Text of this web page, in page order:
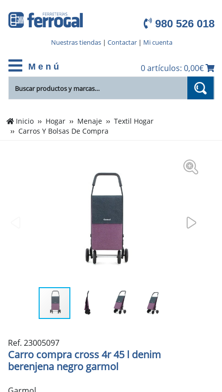
980 526 018
Nuestras tiendas| Contactar| Mi cuenta
M e n ú 0 artículos: 0,00€
Inicio Hogar Menaje
Textil Hogar
Carros Y Bolsas De Compra
Ref. 23005097
Carro compra cross 4r 45 l denim
berenjena negro garmol